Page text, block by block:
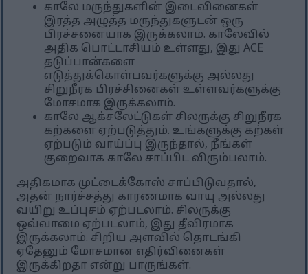
காலே மருந்துகளின் இடைவினைகள்
இரத்த அழுத்த மருந்துகளுடன் ஒரு
பிரச்சனையாக இருக்கலாம். காலேவில்
அதிக பொட்டாசியம் உள்ளது, இது ACE
தடுப்பான்களை
எடுத்துக்கொள்பவர்களுக்கு அல்லது
சிறுநீரக பிரச்சினைகள் உள்ளவர்களுக்கு
மோசமாக இருக்கலாம்.
காலே ஆக்சலேட்டுகள் சிலருக்கு சிறுநீரக
கற்களை ஏற்படுத்தும். உங்களுக்கு கற்கள்
ஏற்படும் வாய்ப்பு இருந்தால், நீங்கள்
குறைவாக காலே சாப்பிட விரும்பலாம்.
அதிகமாக முட்டைக்கோஸ் சாப்பிடுவதால்,
அதன் நார்ச்சத்து காரணமாக வாயு அல்லது
வயிறு உப்புசம் ஏற்படலாம். சிலருக்கு
ஒவ்வாமை ஏற்படலாம், இது தீவிரமாக
இருக்கலாம். சிறிய அளவில் தொடங்கி
ஏதேனும் மோசமான எதிர்வினைகள்
இருக்கிறதா என்று பாருங்கள்.